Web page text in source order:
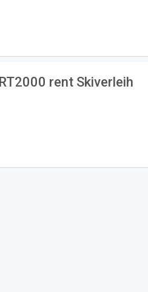
rent Skiverleih